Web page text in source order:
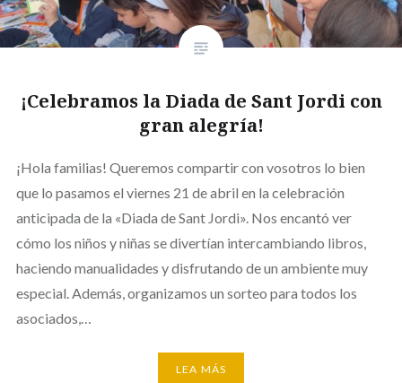
¡Celebramos la Diada de Sant Jordi con
gran alegría!
¡Hola familias! Queremos compartir con vosotros lo bien
que lo pasamos el viernes 21 de abril en la celebración
anticipada de la «Diada de Sant Jordi». Nos encantó ver
cómo los niños y niñas se divertían intercambiando libros,
haciendo manualidades y disfrutando de un ambiente muy
especial. Además, organizamos un sorteo para todos los
asociados,…
LEA MÁS